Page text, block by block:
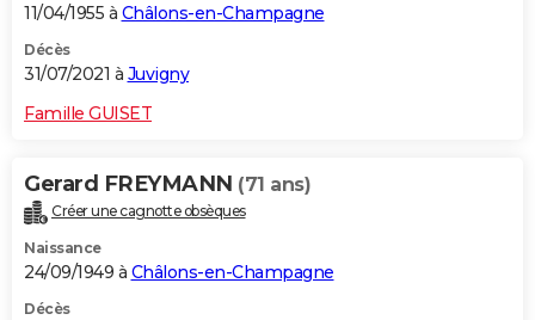
11/04/1955 à Châlons-en-Champagne
Décès
31/07/2021 à Juvigny
Famille GUISET
Gerard FREYMANN (71 ans)
Créer une cagnotte obsèques
Naissance
24/09/1949 à Châlons-en-Champagne
Décès